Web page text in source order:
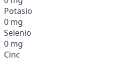
Potasio
0 mg
Selenio
0 mg
Cinc